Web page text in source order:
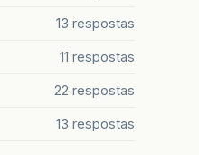
13 respostas
11 respostas
22 respostas
13 respostas